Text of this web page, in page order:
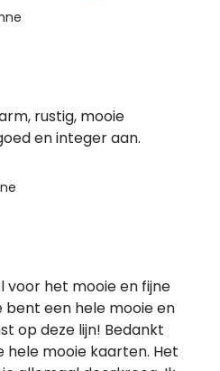
rustig, mooie
en integer aan.
voor het mooie en fijne
bent een hele mooie en
op deze lijn! Bedankt
hele mooie kaarten. Het